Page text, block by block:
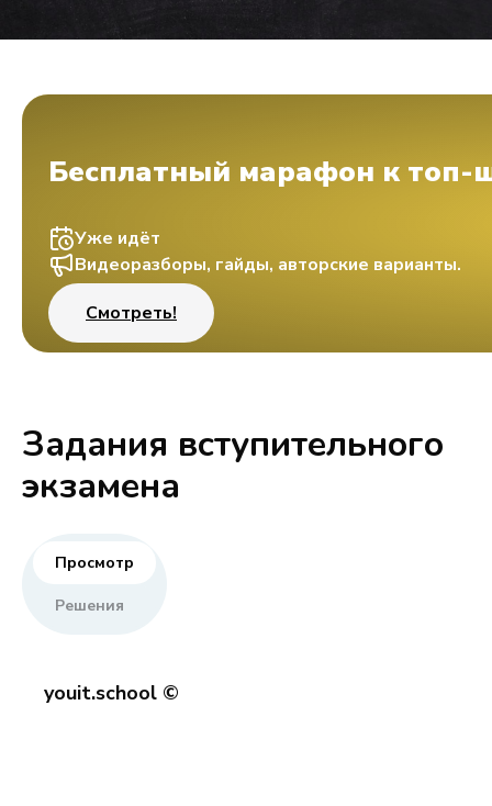
Бесплатный марафон к топ-
Уже идёт
Видеоразборы, гайды, авторские варианты.
Смотреть!
Задания вступительного
экзамена
Просмотр
Решения
youit.school ©